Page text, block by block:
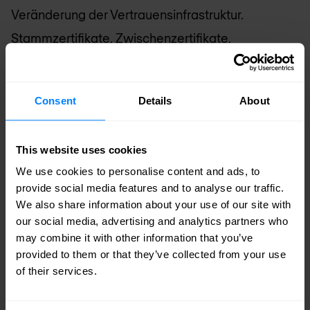
Consent Details About
This website uses cookies
We use cookies to personalise content and ads, to
provide social media features and to analyse our traffic.
We also share information about your use of our site with
our social media, advertising and analytics partners who
may combine it with other information that you’ve
provided to them or that they’ve collected from your use
of their services.
Veränderung der Vertrauensinfrastruktur.
Stammzertifikate, Zwischenzertifikate,
Registrierungsprozesse, Lebenszyklusverwaltung
möglicherweise gemeinsam weiterentwickelt
strategische wie eine technische Aufgabe.
Warum dieser Prozess Jahre und
nicht Monate in Anspruch nehmen
wird
PKI-Änderungen verlaufen selten schnell.